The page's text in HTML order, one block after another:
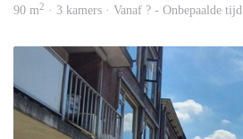
90 m2 · 3 kamers · Vanaf ? - Onbepaalde tijd